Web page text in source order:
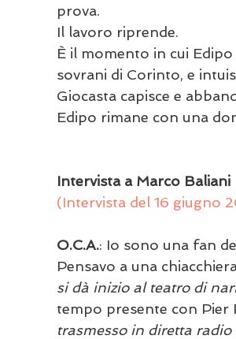
prova.
Il lavoro riprende.
È il momento in cui
sovrani di Corinto, e
Giocasta capisce e
Edipo rimane
Intervista a Marco Baliani
(Intervista del 16 giugno
O.C.A.: Io sono una fan
Pensavo a una
si dà inizio al teatro di
tempo presente con Pier
trasmesso in diretta